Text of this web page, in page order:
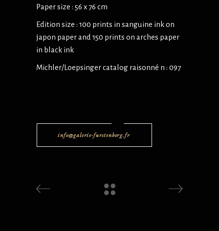
Paper size : 56 x 76 cm
Edition size : 100 prints in sanguine ink on
japon paper and 150 prints on arches paper
in black ink
Michler/Loepsinger catalog raisonné n : 097
info@galerie-furstenberg.fr